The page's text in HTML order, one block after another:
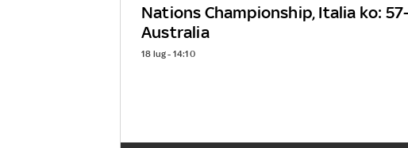
Nations Championship, Italia ko:
Australia
18 lug - 14:10